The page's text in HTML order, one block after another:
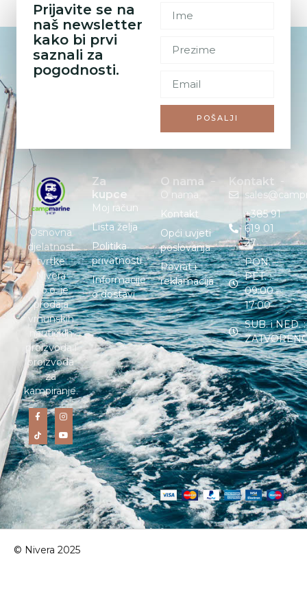
Prijavite se na
naš newsletter
kako bi prvi
saznali za
pogodnosti.
POŠALJI
Osnovna
djelatnost
tvrtke
Nivera
d.o.o. je
prodaja
vrhunskih
nautičkih
proizvoda i
proizvoda
za
kampiranje.
Za
kupce
Moj račun
Lista želja
Politika
privatnosti
Informacije
o dostavi
O nama
O nama
Kontakt
Opći uvjeti
poslovanja
Povrat i
reklamacija
Kontakt
+385 91
619 01
27
PON. –
PET. :
09:00 –
17:00
SUB. i NED. :
© Nivera 2025